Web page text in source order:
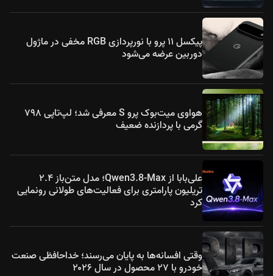
پیکسل ۱۱ پرو با نورپردازی RGB مخفی در ماژول
دوربین عرضه می‌شود
هواوی میت‌بوک پرو S معرفی شد؛ لپ‌تاپی ۷۹۸
گرمی با پردازنده ضعیف
علی‌بابا از Qwen3.8-Max؛ مدل متن‌باز ۲.۴
تریلیون پارامتری برای فعالیت‌های طولانی رونمایی
کرد
وقتی افسانه‌ها به پایان می‌رسند؛ خداحافظی صنعت
خودرو با ۲۷ محصول در سال ۲۰۲۶